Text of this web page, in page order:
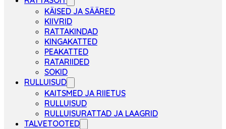
KÄISED JA SÄÄRED
KIIVRID
RATTAKINDAD
KINGAKATTED
PEAKATTED
RATARIIDED
SOKID
RULLUISUD
KAITSMED JA RIIETUS
RULLUISUD
RULLUISURATTAD JA LAAGRID
TALVETOOTED